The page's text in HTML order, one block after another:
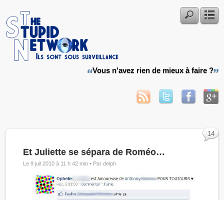
Vous n'avez rien de mieux à faire ?
Et Juliette se sépara de Roméo…
Le 9 juil 2010 à 11 h 42 min • Par delph
14